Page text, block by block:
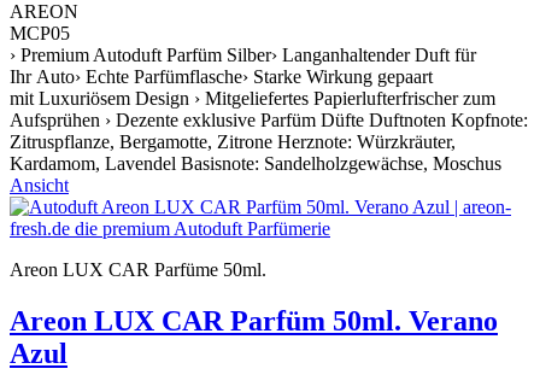
AREON
MCP05
› Premium Autoduft Parfüm Silber› Langanhaltender Duft für
Ihr Auto› Echte Parfümflasche› Starke Wirkung gepaart
mit Luxuriösem Design › Mitgeliefertes Papierlufterfrischer zum
Aufsprühen › Dezente exklusive Parfüm Düfte Duftnoten Kopfnote:
Zitruspflanze, Bergamotte, Zitrone Herznote: Würzkräuter,
Kardamom, Lavendel Basisnote: Sandelholzgewächse, Moschus
Ansicht
Areon LUX CAR Parfüme 50ml.
Areon LUX CAR Parfüm 50ml. Verano
Azul